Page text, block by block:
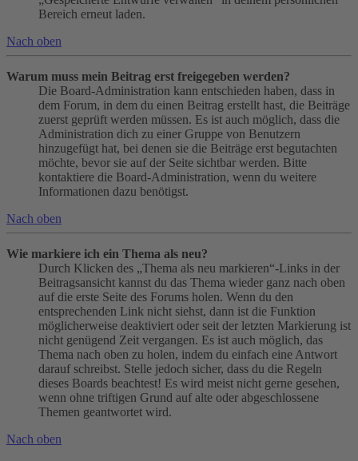
Bereich erneut laden.
Nach oben
Warum muss mein Beitrag erst freigegeben werden?
Die Board-Administration kann entschieden haben, dass in
dem Forum, in dem du einen Beitrag erstellt hast, die Beiträge
zuerst geprüft werden müssen. Es ist auch möglich, dass die
Administration dich zu einer Gruppe von Benutzern
hinzugefügt hat, bei denen sie die Beiträge erst begutachten
möchte, bevor sie auf der Seite sichtbar werden. Bitte
kontaktiere die Board-Administration, wenn du weitere
Informationen dazu benötigst.
Nach oben
Wie markiere ich ein Thema als neu?
Durch Klicken des „Thema als neu markieren“-Links in der
Beitragsansicht kannst du das Thema wieder ganz nach oben
auf die erste Seite des Forums holen. Wenn du den
entsprechenden Link nicht siehst, dann ist die Funktion
möglicherweise deaktiviert oder seit der letzten Markierung ist
nicht genügend Zeit vergangen. Es ist auch möglich, das
Thema nach oben zu holen, indem du einfach eine Antwort
darauf schreibst. Stelle jedoch sicher, dass du die Regeln
dieses Boards beachtest! Es wird meist nicht gerne gesehen,
wenn ohne triftigen Grund auf alte oder abgeschlossene
Themen geantwortet wird.
Nach oben